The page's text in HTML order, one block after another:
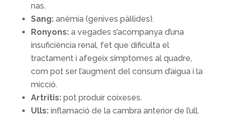
nas.
Sang: anèmia (genives pàl·lides).
Ronyons: a vegades s’acompanya d’una
insuficiència renal, fet que dificulta el
tractament i afegeix símptomes al quadre,
com pot ser l’augment del consum d’aigua i la
micció.
Artritis:pot produir coixeses.
Ulls:inflamació de la cambra anterior de l’ull.